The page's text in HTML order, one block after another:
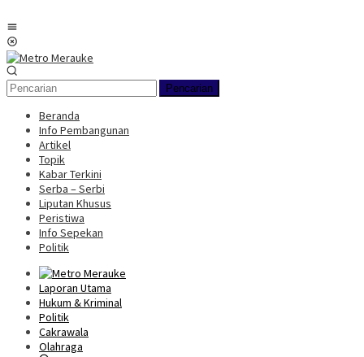
ke
konten
Pencarian
Beranda
Info Pembangunan
Artikel
Topik
Kabar Terkini
Serba – Serbi
Liputan Khusus
Peristiwa
Info Sepekan
Politik
Laporan Utama
Hukum & Kriminal
Politik
Cakrawala
Olahraga